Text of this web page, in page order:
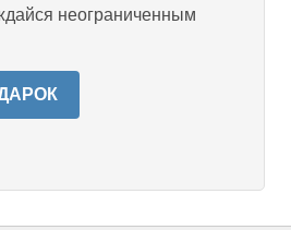
неограниченным